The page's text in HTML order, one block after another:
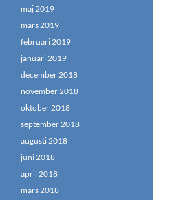
maj 2019
mars 2019
februari 2019
januari 2019
december 2018
november 2018
oktober 2018
september 2018
augusti 2018
juni 2018
april 2018
mars 2018